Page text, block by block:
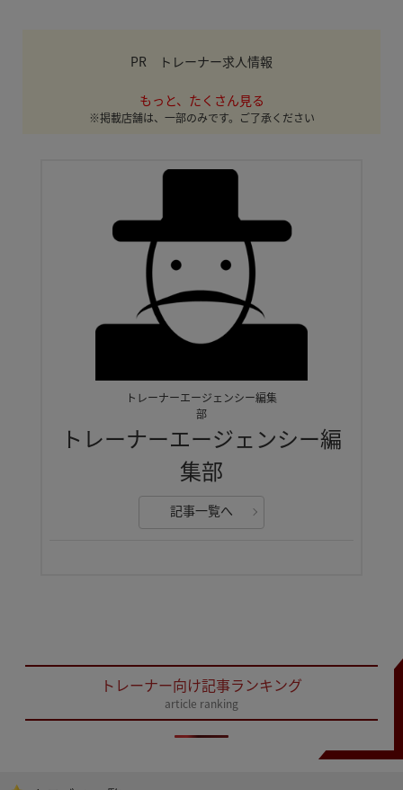
PR トレーナー求人情報
もっと、たくさん見る
※掲載店舗は、一部のみです。ご了承ください
トレーナーエージェンシー編集
部
トレーナーエージェンシー編
集部
記事一覧へ
トレーナー向け記事ランキング
article ranking